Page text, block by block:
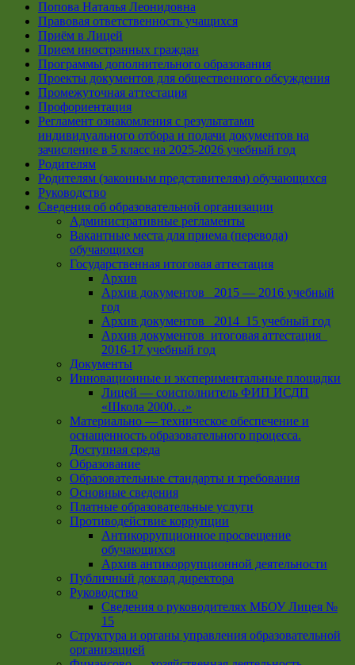
Попова Наталья Леонидовна
Правовая ответственность учащихся
Приём в Лицей
Прием иностранных граждан
Программы дополнительного образования
Проекты документов для общественного обсуждения
Промежуточная аттестация
Профориентация
Регламент ознакомления с результатами
индивидуального отбора и подачи документов на
зачисление в 5 класс на 2025-2026 учебный год
Родителям
Родителям (законным представителям) обучающихся
Руководство
Сведения об образовательной организации
Административные регламенты
Вакантные места для приема (перевода)
обучающихся
Государственная итоговая аттестация
Архив
Архив документов _2015 — 2016 учебный
год
Архив документов_ 2014_15 учебный год
Архив документов_итоговая аттестация_
2016-17 учебный год
Документы
Инновационные и экспериментальные площадки
Лицей — соисполнитель ФИП ИСДП
«Школа 2000…»
Материально — техническое обеспечение и
оснащенность образовательного процесса.
Доступная среда
Образование
Образовательные стандарты и требования
Основные сведения
Платные образовательные услуги
Противодействие коррупции
Антикоррупционное просвещение
обучающихся
Архив антикоррупционной деятельности
Публичный доклад директора
Руководство
Cведения о руководителях МБОУ Лицея №
15
Структура и органы управления образовательной
организацией